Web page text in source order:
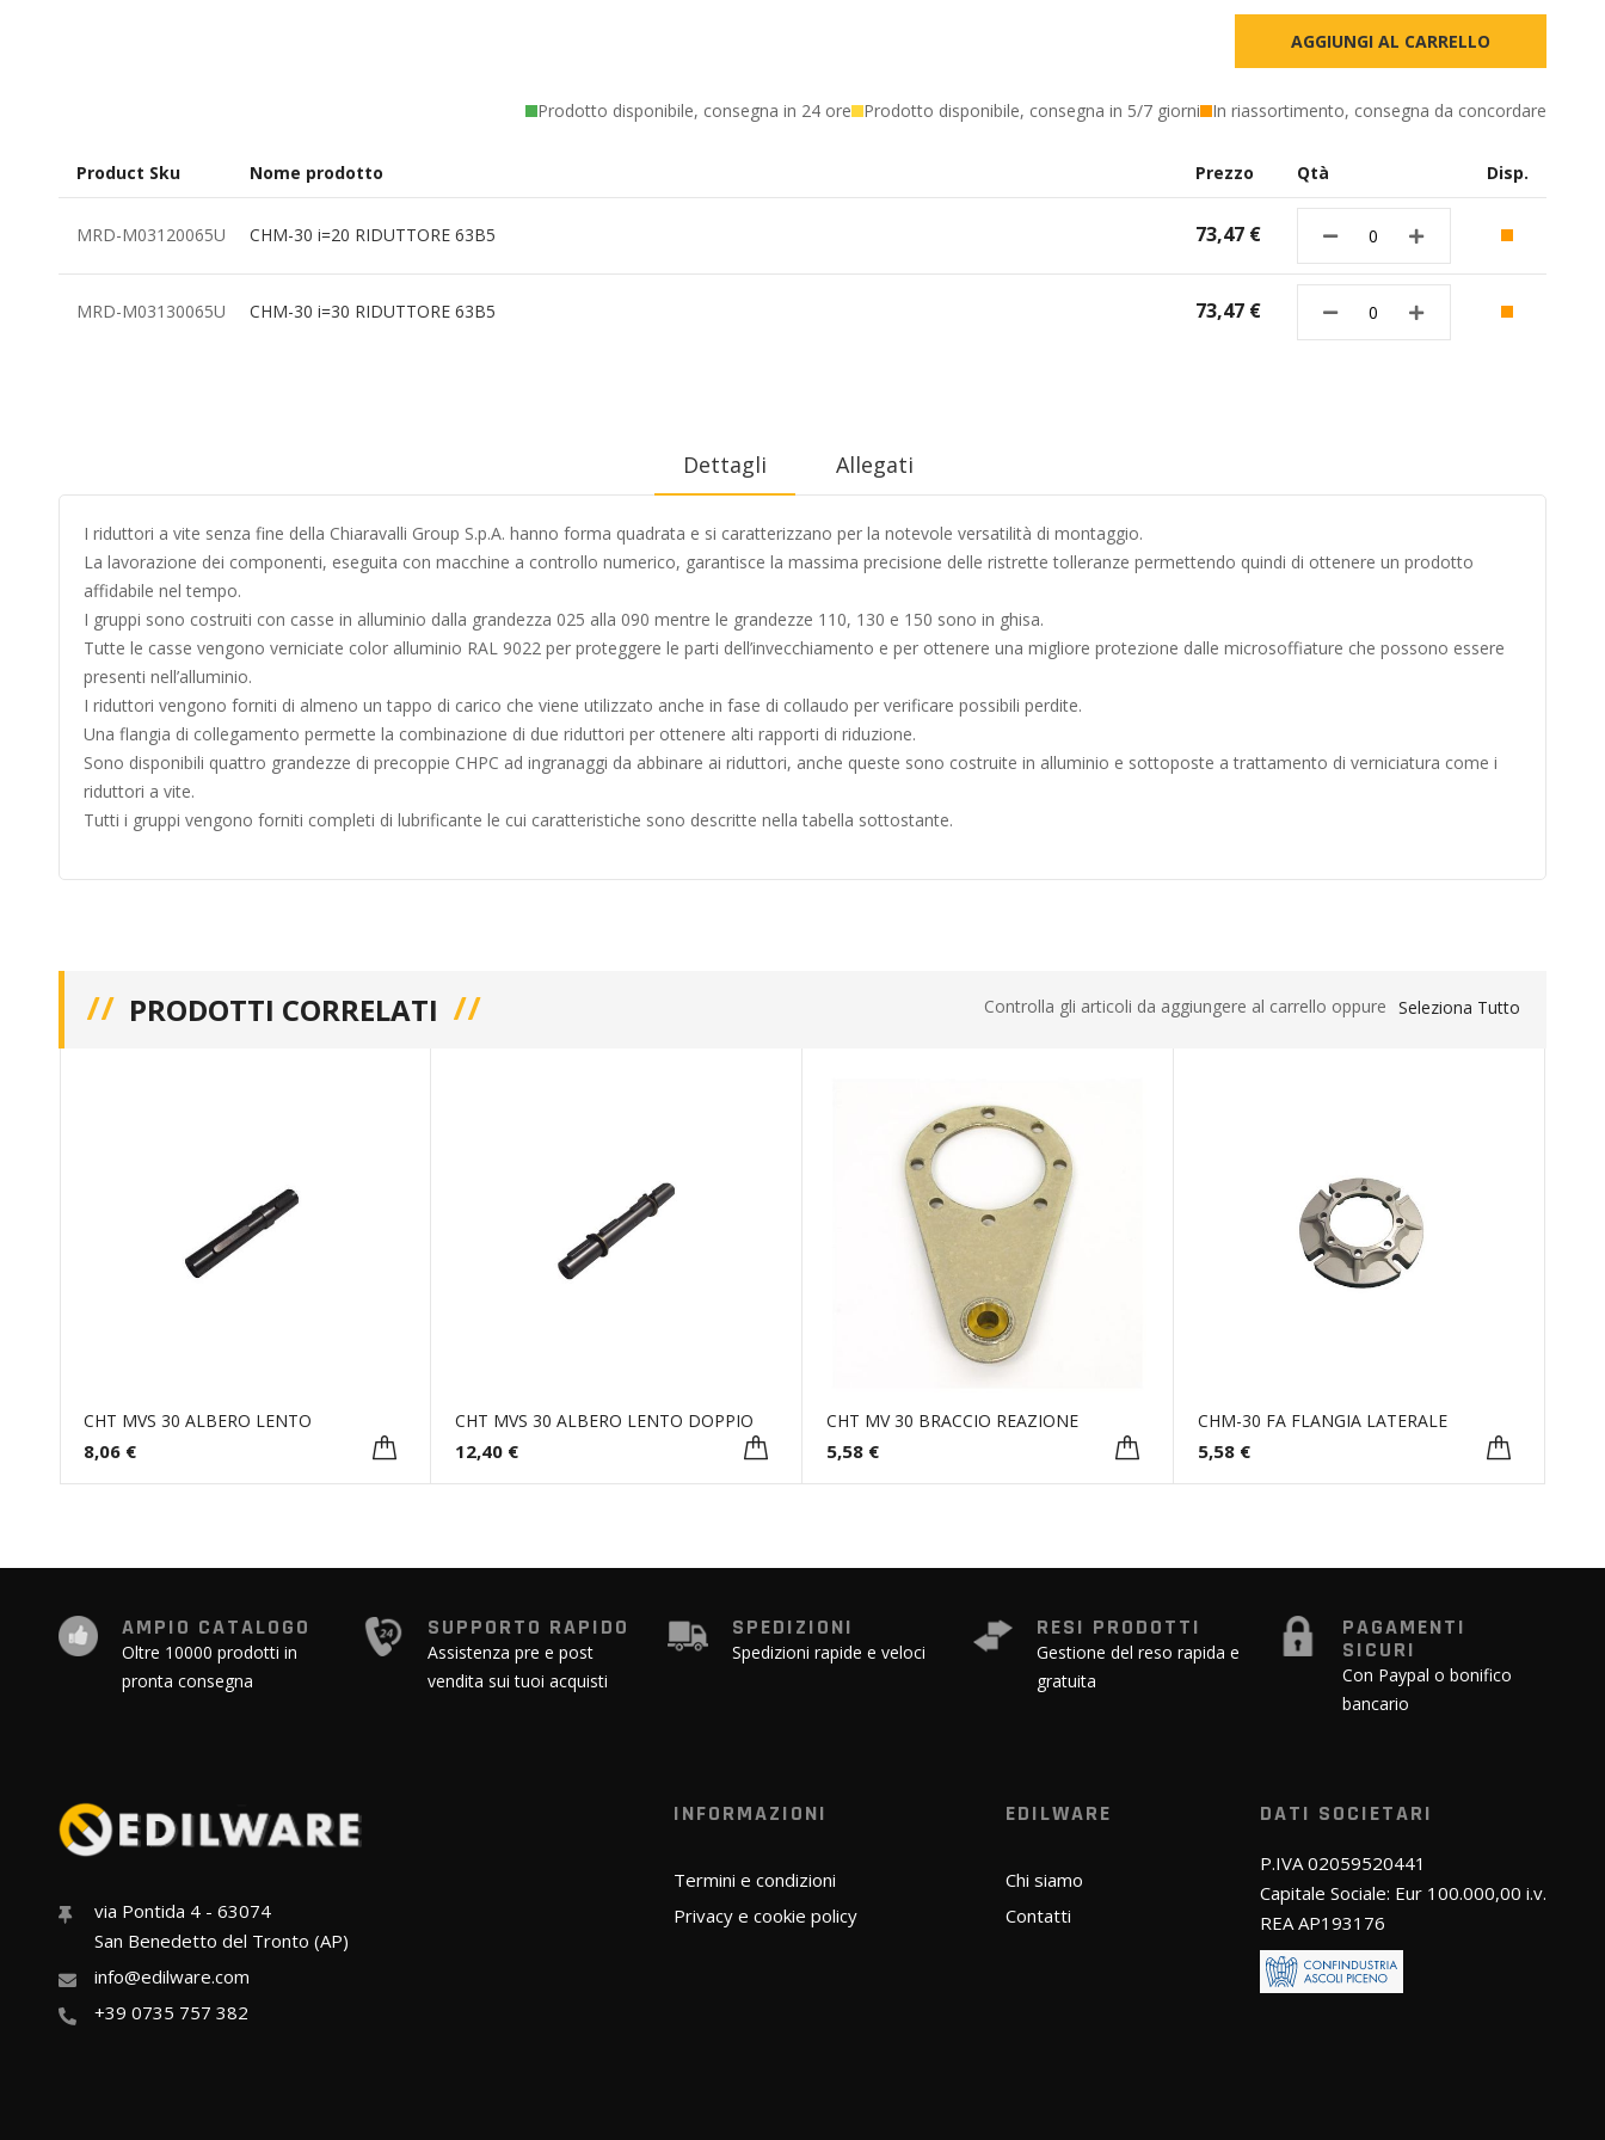
AGGIUNGI AL CARRELLO
Prodotto disponibile, consegna in 24 ore Prodotto disponibile, consegna in 5/7 giorni In riassortimento, consegna da concordare
prodotti
raggruppati
Product Sku Nome prodotto Prezzo Qtà Disp.
MRD-M03120065U CHM-30 i=20 RIDUTTORE 63B5 73,47 €
MRD-M03130065U CHM-30 i=30 RIDUTTORE 63B5 73,47 €
Dettagli
I riduttori a vite senza fine della Chiaravalli Group S.p.A. hanno forma quadrata e si caratterizzano per la notevole versatilità di montaggio.
La lavorazione dei componenti, eseguita con macchine a controllo numerico, garantisce la massima precisione delle ristrette tolleranze permettendo quindi di ottenere un prodotto
affidabile nel tempo.
I gruppi sono costruiti con casse in alluminio dalla grandezza 025 alla 090 mentre le grandezze 110, 130 e 150 sono in ghisa.
Tutte le casse vengono verniciate color alluminio RAL 9022 per proteggere le parti dell’invecchiamento e per ottenere una migliore protezione dalle microsoffiature che possono essere
presenti nell’alluminio.
I riduttori vengono forniti di almeno un tappo di carico che viene utilizzato anche in fase di collaudo per verificare possibili perdite.
Una flangia di collegamento permette la combinazione di due riduttori per ottenere alti rapporti di riduzione.
Sono disponibili quattro grandezze di precoppie CHPC ad ingranaggi da abbinare ai riduttori, anche queste sono costruite in alluminio e sottoposte a trattamento di verniciatura come i
riduttori a vite.
Tutti i gruppi vengono forniti completi di lubrificante le cui caratteristiche sono descritte nella tabella sottostante.
Allegati
PRODOTTI CORRELATI Controlla gli articoli da aggiungere al carrello oppure Seleziona Tutto
CHT MVS 30 ALBERO LENTO
8,06 €
CHT MVS 30 ALBERO LENTO DOPPIO
12,40 €
CHT MV 30 BRACCIO REAZIONE
5,58 €
CHM-30 FA FLANGIA LATERALE
5,58 €
AMPIO CATALOGO
Oltre 10000 prodotti in
pronta consegna
SUPPORTO RAPIDO
Assistenza pre e post
vendita sui tuoi acquisti
SPEDIZIONI
Spedizioni rapide e veloci
RESI PRODOTTI
Gestione del reso rapida e
gratuita
PAGAMENTI
SICURI
Con Paypal o bonifico
bancario
via Pontida 4 - 63074
San Benedetto del Tronto (AP)
info@edilware.com
+39 0735 757 382
INFORMAZIONI
Termini e condizioni
Privacy e cookie policy
EDILWARE
Chi siamo
Contatti
DATI SOCIETARI
P.IVA 02059520441
Capitale Sociale: Eur 100.000,00 i.v.
REA AP193176